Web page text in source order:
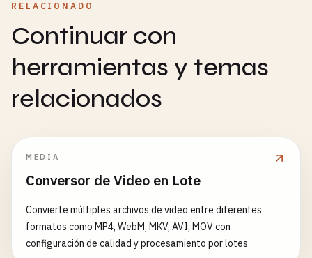
RELACIONADO
Continuar con
herramientas y temas
relacionados
MEDIA
Conversor de Video en Lote
Convierte múltiples archivos de video entre diferentes
formatos como MP4, WebM, MKV, AVI, MOV con
configuración de calidad y procesamiento por lotes